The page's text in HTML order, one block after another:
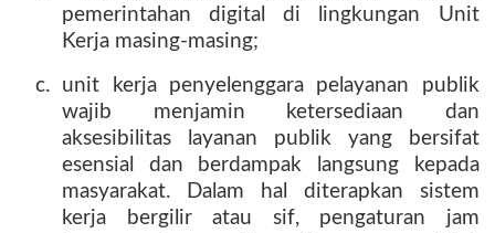
pemerintahan digital di lingkungan Unit
Kerja masing-masing;
c. unit kerja penyelenggara pelayanan publik
wajib menjamin ketersediaan dan
aksesibilitas layanan publik yang bersifat
esensial dan berdampak langsung kepada
masyarakat. Dalam hal diterapkan sistem
kerja bergilir atau sif, pengaturan jam